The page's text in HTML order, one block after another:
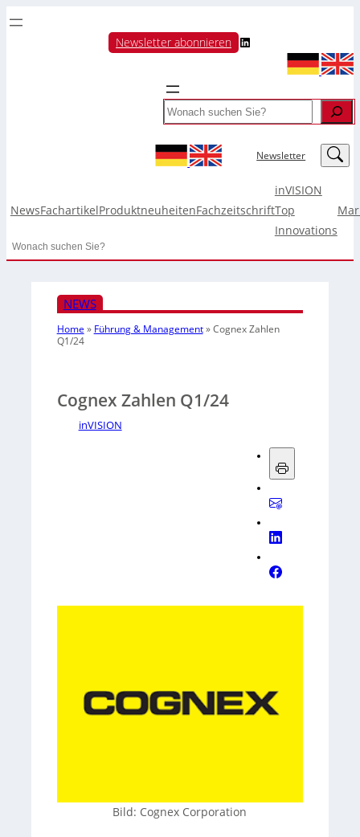
Newsletter abonnieren LinkedIn
Search
Newsletter LinkedIn
NewsFachartikelProduktneuheitenFachzeitschrift
inVISION
Top
Innovations
Search
NEWS
Home » Führung & Management»Cognex Zahlen
Q1/24
Cognex Zahlen Q1/24
inVISION
Bild: Cognex Corporation